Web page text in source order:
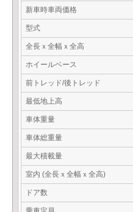
新車時車両価格
型式
全長ｘ全幅ｘ全高
ホイールベース
前トレッド/後トレッド
最低地上高
車体重量
車体総重量
最大積載量
室内 (全長ｘ全幅ｘ全高)
ドア数